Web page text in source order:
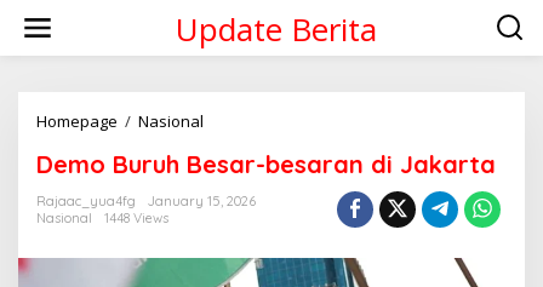
content
Update Berita
Homepage / Nasional
Besar-
di
Demo Buruh Besar-besaran di Jakarta
Rajaac_yua4fg
January 15, 2026
Nasional
1448 Views